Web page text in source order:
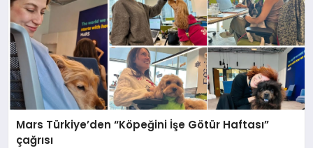
Mars Türkiye’den “Köpeğini İşe Götür Haftası”
çağrısı